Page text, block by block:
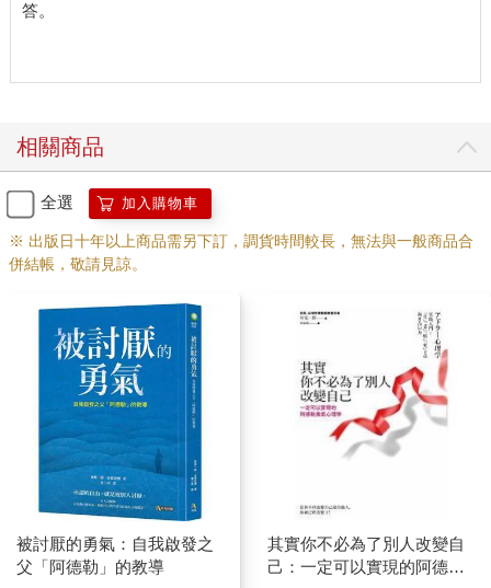
答。
相關商品
全選 加入購物車
※ 出版日十年以上商品需另下訂，調貨時間較長，無法與一般商品合
併結帳，敬請見諒。
被討厭的勇氣：自我啟發之
父「阿德勒」的教導
其實你不必為了別人改變自
己：一定可以實現的阿德勒